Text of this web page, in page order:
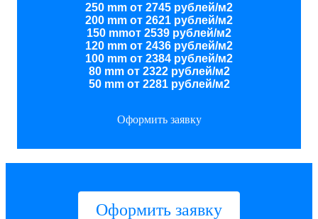
250 mm от 2745 рублей/м2
200 mm от 2621 рублей/м2
150 mmот 2539 рублей/м2
120 mm от 2436 рублей/м2
100 mm от 2384 рублей/м2
80 mm от 2322 рублей/м2
50 mm от 2281 рублей/м2
Оформить заявку
Оформить заявку